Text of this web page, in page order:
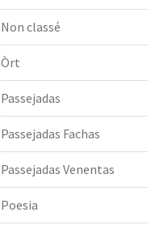
Non classé
Òrt
Passejadas
Passejadas Fachas
Passejadas Venentas
Poesia